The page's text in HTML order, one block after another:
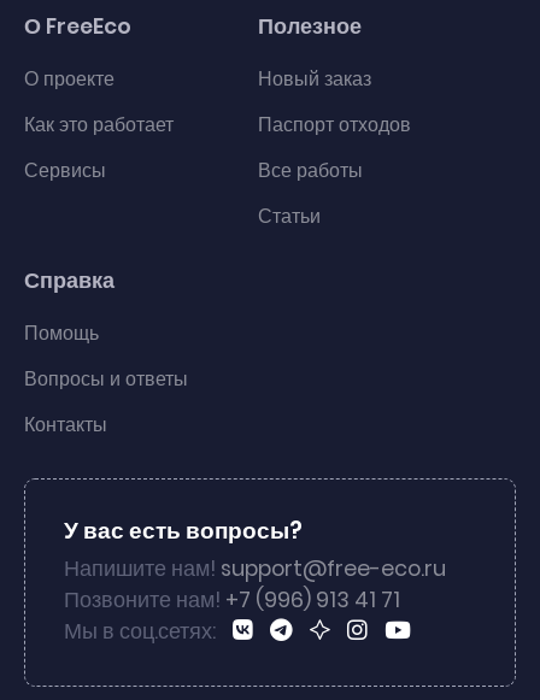
О FreeEco
О проекте
Как это работает
Сервисы
Полезное
Новый заказ
Паспорт отходов
Все работы
Статьи
Справка
Помощь
Вопросы и ответы
Контакты
У вас есть вопросы?
Напишите нам! support@free-eco.ru
Позвоните нам! +7 (996) 913 41 71
Мы в соц.сетях: